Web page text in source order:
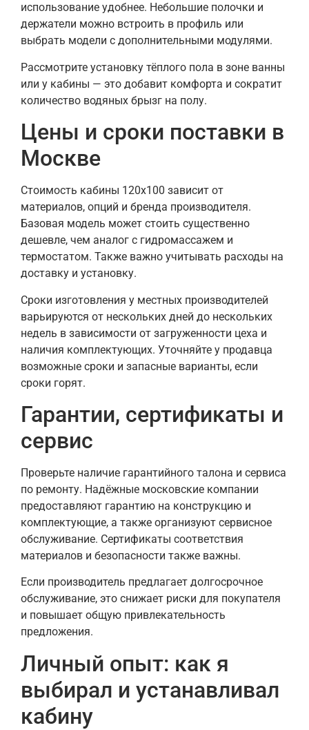
использование удобнее. Небольшие полочки и
держатели можно встроить в профиль или
выбрать модели с дополнительными модулями.
Рассмотрите установку тёплого пола в зоне ванны
или у кабины — это добавит комфорта и сократит
количество водяных брызг на полу.
Цены и сроки поставки в
Москве
Стоимость кабины 120х100 зависит от
материалов, опций и бренда производителя.
Базовая модель может стоить существенно
дешевле, чем аналог с гидромассажем и
термостатом. Также важно учитывать расходы на
доставку и установку.
Сроки изготовления у местных производителей
варьируются от нескольких дней до нескольких
недель в зависимости от загруженности цеха и
наличия комплектующих. Уточняйте у продавца
возможные сроки и запасные варианты, если
сроки горят.
Гарантии, сертификаты и
сервис
Проверьте наличие гарантийного талона и сервиса
по ремонту. Надёжные московские компании
предоставляют гарантию на конструкцию и
комплектующие, а также организуют сервисное
обслуживание. Сертификаты соответствия
материалов и безопасности также важны.
Если производитель предлагает долгосрочное
обслуживание, это снижает риски для покупателя
и повышает общую привлекательность
предложения.
Личный опыт: как я
выбирал и устанавливал
кабину